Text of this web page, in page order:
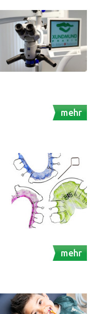
mehr
mehr